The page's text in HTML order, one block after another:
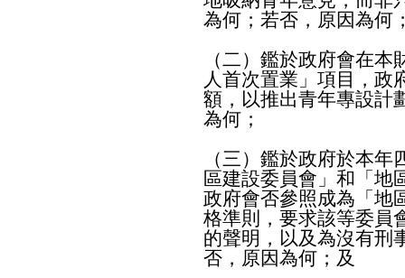
為何；若否，原因為何
（二）鑑於政府會在
人首次置業」項目，政
額，以推出青年專設計
為何；
（三）鑑於政府於本
區建設委員會」和「地
政府會否參照成為「地
格準則，要求該等委員
的聲明，以及為沒有刑
否，原因為何；及